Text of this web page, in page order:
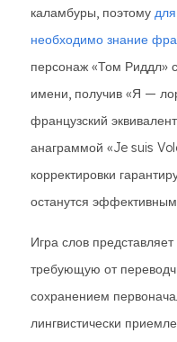
каламбуры, поэтому
необходимо знание
персонаж «Том Риддл»
имени, получив «Я —
французский
анаграммой «Je suis
корректировки
останутся
Игра слов
требующую от
сохранением
лингвистически